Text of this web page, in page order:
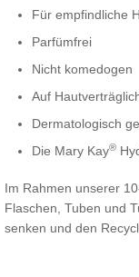
Für empfindliche
Parfümfrei
Nicht komedogen
Auf
Dermatologisch
Die Mary Kay®
Im Rahmen unserer
Flaschen, Tuben und
senken und den